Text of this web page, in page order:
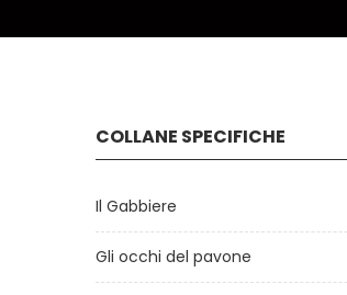
COLLANE SPECIFICHE
Il Gabbiere
Gli occhi del pavone